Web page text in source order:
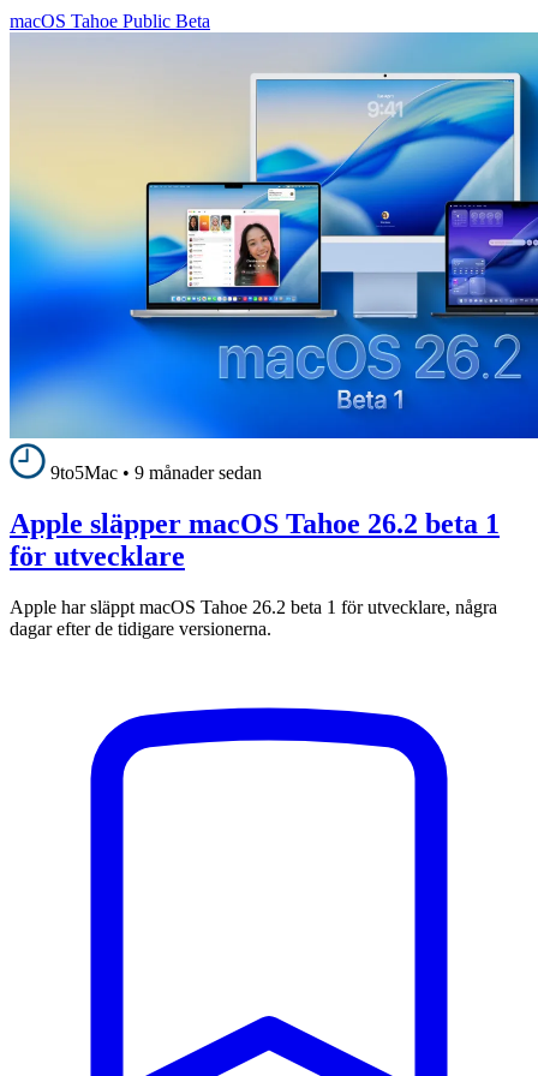
macOS Tahoe Public Beta
9to5Mac • 9 månader sedan
Apple släpper macOS Tahoe 26.2 beta 1
för utvecklare
Apple har släppt macOS Tahoe 26.2 beta 1 för utvecklare, några
dagar efter de tidigare versionerna.